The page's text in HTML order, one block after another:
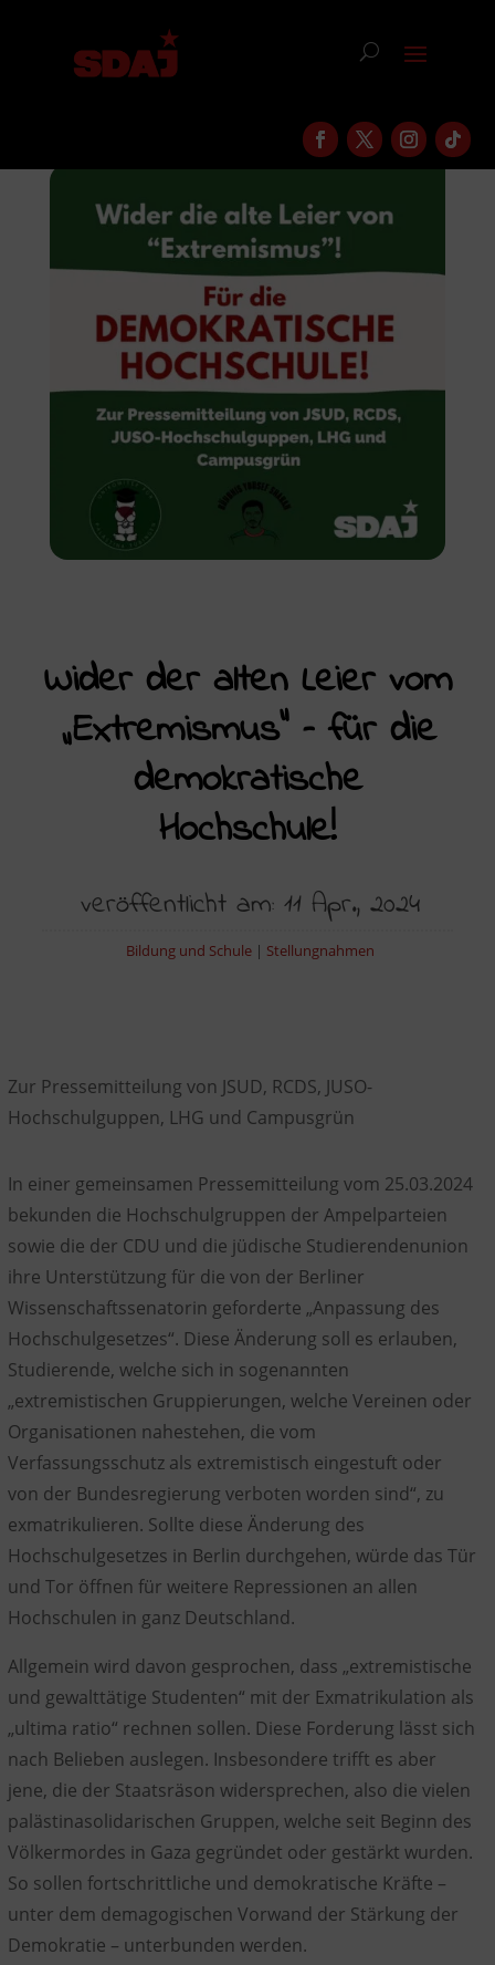
Wider der alten Leier vom
„Extremismus“ – für die
demokratische
Hochschule!
veröffentlicht am: 11 Apr., 2024
Bildung und Schule | Stellungnahmen
Zur Pressemitteilung von JSUD, RCDS, JUSO-
Hochschulguppen, LHG und Campusgrün
In einer gemeinsamen Pressemitteilung vom 25.03.2024
bekunden die Hochschulgruppen der Ampelparteien
sowie die der CDU und die jüdische Studierendenunion
ihre Unterstützung für die von der Berliner
Wissenschaftssenatorin geforderte „Anpassung des
Hochschulgesetzes“. Diese Änderung soll es erlauben,
Studierende, welche sich in sogenannten
„extremistischen Gruppierungen, welche Vereinen oder
Organisationen nahestehen, die vom
Verfassungsschutz als extremistisch eingestuft oder
von der Bundesregierung verboten worden sind“, zu
exmatrikulieren. Sollte diese Änderung des
Hochschulgesetzes in Berlin durchgehen, würde das Tür
und Tor öffnen für weitere Repressionen an allen
Hochschulen in ganz Deutschland.
Allgemein wird davon gesprochen, dass „extremistische
und gewalttätige Studenten“ mit der Exmatrikulation als
„ultima ratio“ rechnen sollen. Diese Forderung lässt sich
nach Belieben auslegen. Insbesondere trifft es aber
jene, die der Staatsräson widersprechen, also die vielen
palästinasolidarischen Gruppen, welche seit Beginn des
Völkermordes in Gaza gegründet oder gestärkt wurden.
So sollen fortschrittliche und demokratische Kräfte –
unter dem demagogischen Vorwand der Stärkung der
Demokratie – unterbunden werden.